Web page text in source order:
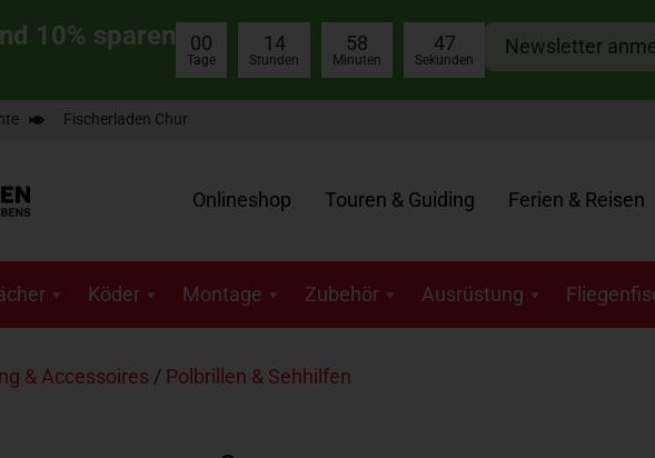
10% sparen 00
Tage
14
Stunden
58
Minuten
46
Sekunden
Newsletter
Fischerladen Chur
Onlineshop Touren & Guiding Ferien & Reisen
Köder Montage Zubehör Ausrüstung
& Accessoires / Polbrillen & Sehhilfen